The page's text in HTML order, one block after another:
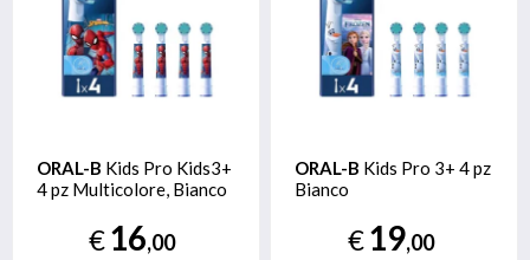
ORAL-B Kids Pro Kids3+
4 pz Multicolore, Bianco
€16,00
ORAL-B Kids Pro 3+ 4 pz
Bianco
€19,00